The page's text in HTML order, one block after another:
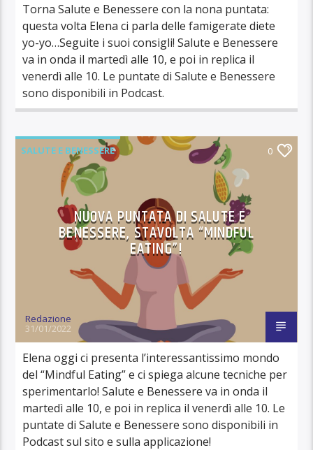
Torna Salute e Benessere con la nona puntata:
questa volta Elena ci parla delle famigerate diete
yo-yo…Seguite i suoi consigli! Salute e Benessere
va in onda il martedì alle 10, e poi in replica il
venerdì alle 10. Le puntate di Salute e Benessere
sono disponibili in Podcast.
SALUTE E BENESSERE 0
NUOVA PUNTATA DI SALUTE E
BENESSERE, STAVOLTA “MINDFUL
EATING”!
Redazione
31/01/2022
Elena oggi ci presenta l’interessantissimo mondo
del “Mindful Eating” e ci spiega alcune tecniche per
sperimentarlo! Salute e Benessere va in onda il
martedì alle 10, e poi in replica il venerdì alle 10. Le
puntate di Salute e Benessere sono disponibili in
Podcast sul sito e sulla applicazione!